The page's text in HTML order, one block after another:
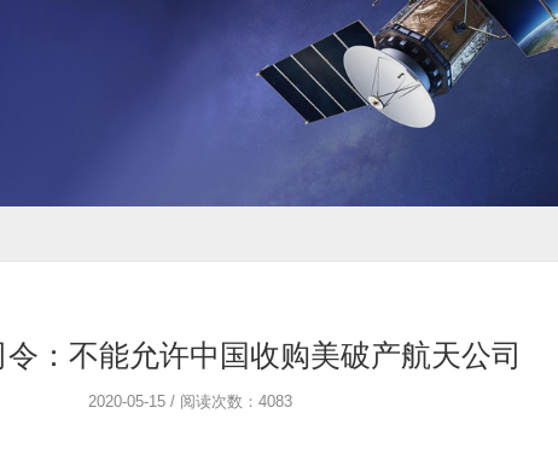
令：不能允许中国收购美破产航天公司
2020-05-15 / 阅读次数：4083